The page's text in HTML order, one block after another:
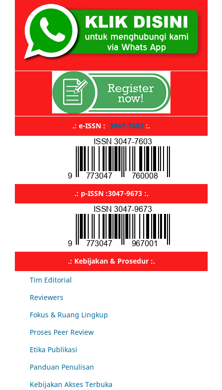
.: e-ISSN : 3047-7603 :.
.: p-ISSN :3047-9673 :.
.: Kebijakan & Prosedur :.
Tim Editorial
Reviewers
Fokus & Ruang Lingkup
Proses Peer Review
Etika Publikasi
Panduan Penulisan
Kebijakan Akses Terbuka